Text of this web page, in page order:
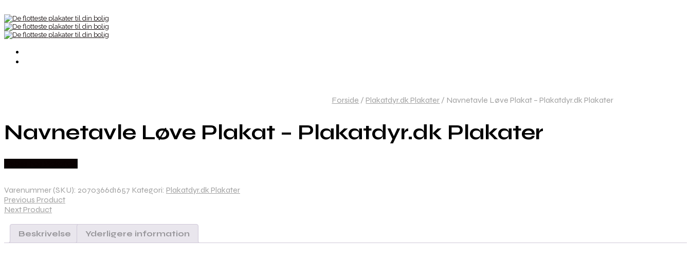
Forside / Plakatdyr.dk Plakater / Navnetavle Løve Plakat – Plakatdyr.dk Plakater
Navnetavle Løve Plakat – Plakatdyr.dk Plakater
Varenummer (SKU): 2070366d1657 Kategori: Plakatdyr.dk Plakater
Previous Product
Next Product
Beskrivelse Yderligere information